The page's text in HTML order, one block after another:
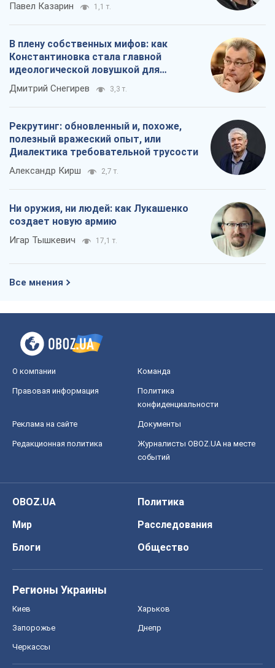
Павел Казарин 1,1 т.
В плену собственных мифов: как
Константиновка стала главной
идеологической ловушкой для
российских оккупантов
Дмитрий Снегирев 3,3 т.
Рекрутинг: обновленный и, похоже,
полезный вражеский опыт, или
Диалектика требовательной трусости
Александр Кирш 2,7 т.
Ни оружия, ни людей: как Лукашенко
создает новую армию
Игар Тышкевич 17,1 т.
Все мнения
О компании Команда
Правовая информация
Политика
конфиденциальности
Реклама на сайте Документы
Редакционная политика
Журналисты OBOZ.UA на месте
событий
OBOZ.UA
Политика
Мир
Расследования
Блоги
Общество
Регионы Украины
Киев Харьков
Запорожье Днепр
Черкассы